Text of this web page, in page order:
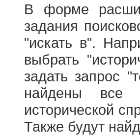
В форме
задания
"искать в".
выбрать
задать запрос
найдены все
исторической
Также будут